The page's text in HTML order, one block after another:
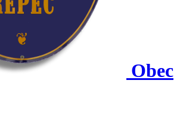
Obec